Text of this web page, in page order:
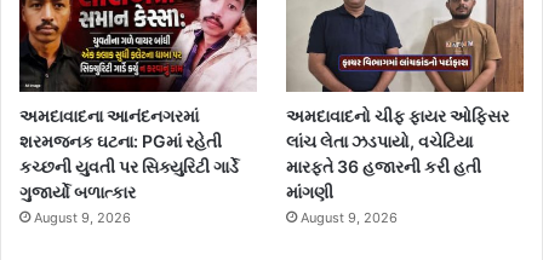
અમદાવાદના આનંદનગરમાં
શરમજનક ઘટના: PGમાં રહેતી
કચ્છની યુવતી પર સિક્યુરિટી ગાર્ડે
ગુજાર્યો બળાત્કાર
August 9, 2026
અમદાવાદનો ચીફ ફાયર ઓફિસર
લાંચ લેતા ઝડપાયો, વચેટિયા
મારફતે 36 હજારની કરી હતી
માંગણી
August 9, 2026